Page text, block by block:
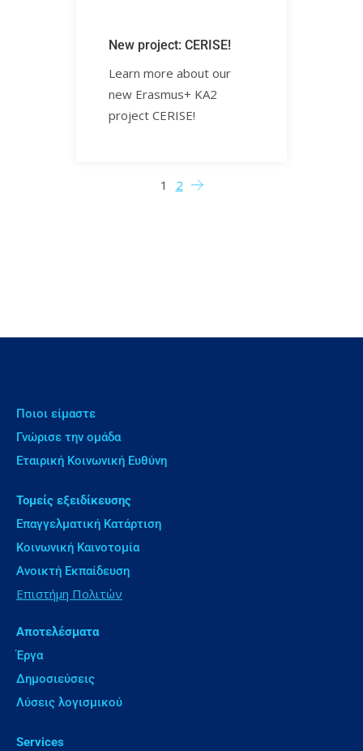
New project: CERISE!ㅤㅤㅤㅤㅤㅤㅤㅤ
Learn more about our
new Erasmus+ KA2
project CERISE!ㅤㅤㅤㅤㅤ
1 2
Ποιοι είμαστε
Γνώρισε την ομάδα
Εταιρική Κοινωνική Ευθύνη
Τομείς εξειδίκευσης
Επαγγελματική Κατάρτιση
Κοινωνική Καινοτομία
Ανοικτή Εκπαίδευση
Επιστήμη Πολιτών
Αποτελέσματα
Έργα
Δημοσιεύσεις
Λύσεις λογισμικού
Services